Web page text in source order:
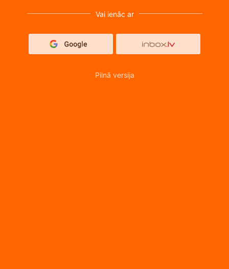
Vai ienāc ar
Pilnā versija